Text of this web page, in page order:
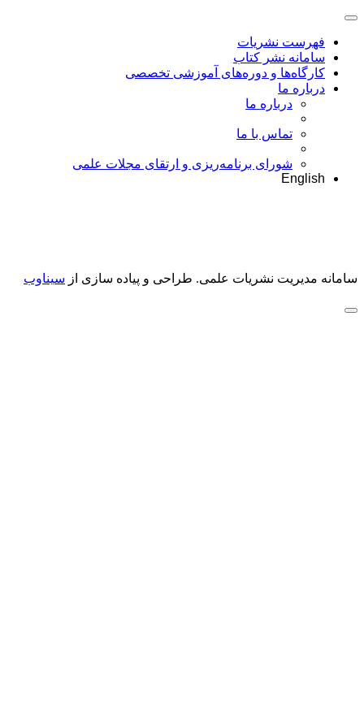
فهرست نشریات
سامانه نشر کتاب
کارگاه‌ها و دوره‌های آموزشی تخصصی
درباره ما
درباره ما
تماس با ما
شورای برنامه‌ریزی و ارتقای مجلات علمی
English
سامانه مدیریت نشریات علمی. طراحی و پیاده سازی از سیناوب